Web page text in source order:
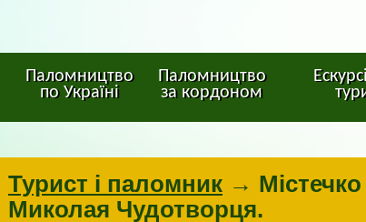
Паломництво
по Україні
Паломництво
за кордоном
Турист і паломник →
Миколая Чудотворця.